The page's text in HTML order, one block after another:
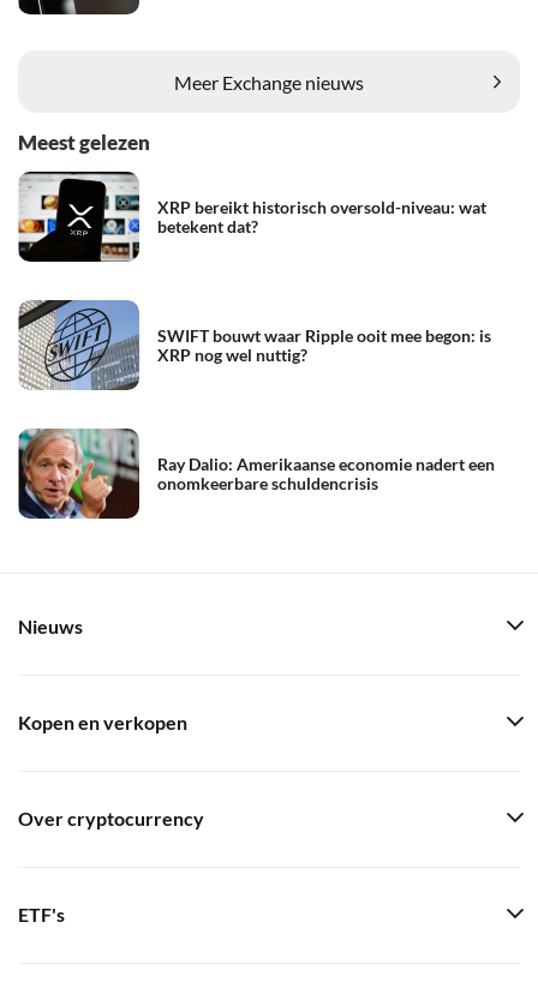
Meer Exchange nieuws
Meest gelezen
XRP bereikt historisch oversold-niveau: wat
betekent dat?
SWIFT bouwt waar Ripple ooit mee begon: is
XRP nog wel nuttig?
Ray Dalio: Amerikaanse economie nadert een
onomkeerbare schuldencrisis
Nieuws
Kopen en verkopen
Over cryptocurrency
ETF's